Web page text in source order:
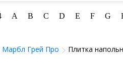
A B C D E F G
Марбл Грей Про Плитка